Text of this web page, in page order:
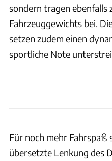
sondern tragen ebenfalls
Fahrzeuggewichts bei.
setzen zudem einen
sportliche Note
Für noch mehr Fahrspaß
übersetzte Lenkung des